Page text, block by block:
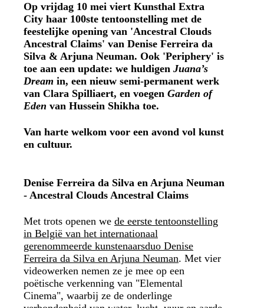
Op vrijdag 10 mei viert Kunsthal Extra
City haar 100ste tentoonstelling met de
feestelijke opening van 'Ancestral Clouds
Ancestral Claims' van Denise Ferreira da
Silva & Arjuna Neuman. Ook 'Periphery' is
toe aan een update: we huldigen Juana’s
Dream in, een nieuw semi-permanent werk
van Clara Spilliaert, en voegen Garden of
Eden van Hussein Shikha toe.
Van harte welkom voor een avond vol kunst
en cultuur.
Denise Ferreira da Silva en Arjuna Neuman
- Ancestral Clouds Ancestral Claims
Met trots openen we de eerste tentoonstelling
in België van het internationaal
gerenommeerde kunstenaarsduo Denise
Ferreira da Silva en Arjuna Neuman. Met vier
videowerken nemen ze je mee op een
poëtische verkenning van "Elemental
Cinema", waarbij ze de onderlinge